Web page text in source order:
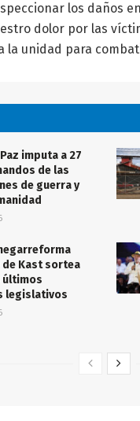
los daños
dolor por las
la unidad para
imputa a 27
de las
de guerra y
de Kast sortea
últimos
legislativos